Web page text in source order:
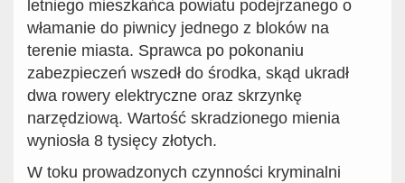
letniego mieszkańca powiatu podejrzanego o
włamanie do piwnicy jednego z bloków na
terenie miasta. Sprawca po pokonaniu
zabezpieczeń wszedł do środka, skąd ukradł
dwa rowery elektryczne oraz skrzynkę
narzędziową. Wartość skradzionego mienia
wyniosła 8 tysięcy złotych.
W toku prowadzonych czynności kryminalni